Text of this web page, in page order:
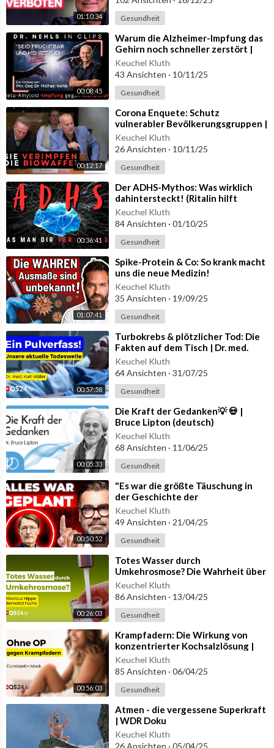
01:10:34 Gesundheit
00:08:45
⁣Warum die Alzheimer-Impfung das
Gehirn noch schneller zerstört |
Der Beta-Amyloid-Irrweg
Keuchel Kluth
43 Ansichten · 10/11/25
Gesundheit
00:12:17
⁣Corona Enquete: Schutz
vulnerabler Bevölkerungsgruppen |
Meine Redezeit (ohne Kommentar)
Keuchel Kluth
26 Ansichten · 10/11/25
Gesundheit
00:36:41
⁣Der ADHS-Mythos: Was wirklich
dahintersteckt! (Ritalin hilft
nicht!)
Keuchel Kluth
84 Ansichten · 01/10/25
Gesundheit
01:07:41
⁣Spike-Protein & Co: So krank macht
uns die neue Medizin!
Keuchel Kluth
35 Ansichten · 19/09/25
Gesundheit
00:57:58
⁣Turbokrebs & plötzlicher Tod: Die
Fakten auf dem Tisch | Dr. med.
Kurt Müller | QS24 Gremium
Keuchel Kluth
64 Ansichten · 31/07/25
Gesundheit
00:05:33
⁣Die Kraft der Gedanken💡 💀 |
Bruce Lipton (deutsch)
Keuchel Kluth
68 Ansichten · 11/06/25
Gesundheit
00:50:52
⁣"Es war die größte Täuschung in
der Geschichte der
Bundesrepublik!" (Corona-
Detektiv packt
Keuchel Kluth
49 Ansichten · 21/04/25
Gesundheit
00:26:03
⁣Totes Wasser durch
Umkehrosmose? Die Wahrheit über
diese Technologie |
Erfahrungsmedizin | QS24
Keuchel Kluth
86 Ansichten · 13/04/25
Gesundheit
00:56:03
⁣Krampfadern: Die Wirkung von
konzentrierter Kochsalzlösung |
Erfahrungsmedizin | QS24
Keuchel Kluth
85 Ansichten · 06/04/25
Gesundheit
⁣Atmen - die vergessene Superkraft
| WDR Doku
Keuchel Kluth